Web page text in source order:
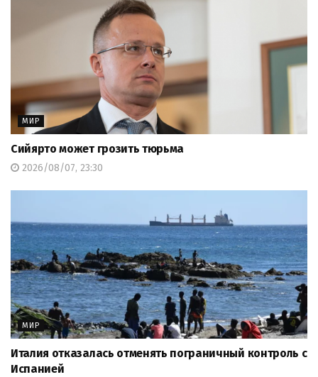
МИР
Сийярто может грозить тюрьма
2026/08/07, 23:30
МИР
Италия отказалась отменять пограничный контроль с
Испанией